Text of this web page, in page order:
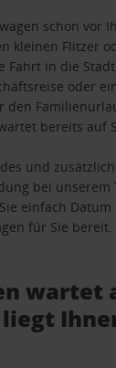
schon vor
kleinen Flitzer
Fahrt in die
oder
den
bereits auf
und
bei unserem
Sie einfach
für Sie bereit.
wartet